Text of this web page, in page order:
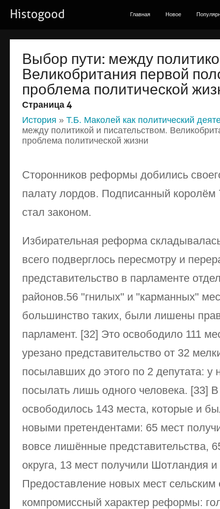
Histogood Главная Новое
Выбор пути: между
Великобритания первой
проблема политической
Страница 4
История » Т.Б. Маколей как политический
между политикой и писательством.
проблема политической жизни
Сторонников реформы добились
палату лордов. Подписанный
стал законом.
Избирательная реформа
всего подверглось пересмотру и
представительство в парламенте
районов.56 "гнилых" и "карманных"
большинство таких, были лишены
парламент. [32] Это освободило 111
урезано представительство от 32
посылавших до этого по 2 депутата: у
посылать лишь одного человека. [33]
освободилось 143 места, которые и
новыми претендентами: 65 мест
вовсе лишённые представительства,
округа, 13 мест получили Шотландия
Предоставление новых мест сельским
компромиссный характер реформы: